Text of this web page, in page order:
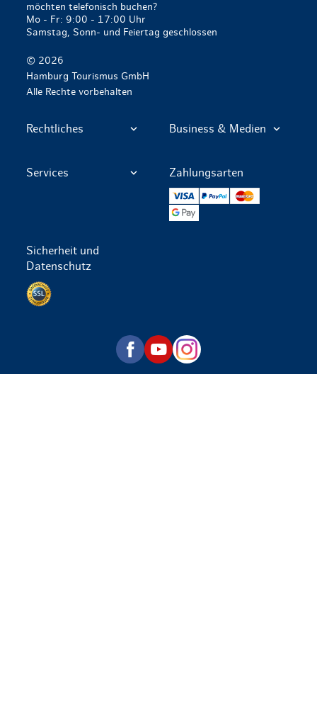
möchten telefonisch buchen?
Mo - Fr: 9:00 - 17:00 Uhr
Samstag, Sonn- und Feiertag geschlossen
© 2026
Hamburg Tourismus GmbH
Alle Rechte vorbehalten
Rechtliches Business & Medien
Services Zahlungsarten
PayPal
Sicherheit und
Datenschutz